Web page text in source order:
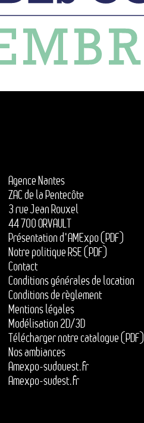
Agence Nantes
ZAC de la Pentecôte
3 rue Jean Rouxel
44 700 ORVAULT
Présentation d'AMExpo (PDF)
Notre politique RSE (PDF)
Contact
Conditions générales de location
Conditions de règlement
Mentions légales
Modélisation 2D/3D
Télécharger notre catalogue (PDF)
Nos ambiances
Amexpo-sudouest.fr
Amexpo-sudest.fr